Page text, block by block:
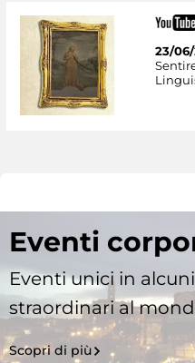
23/
Eventi
Eventi unici in
straordinari al
Scopri di più